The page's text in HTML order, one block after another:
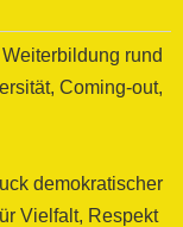
rund
Coming-out,
demokratischer
Vielfalt, Respekt